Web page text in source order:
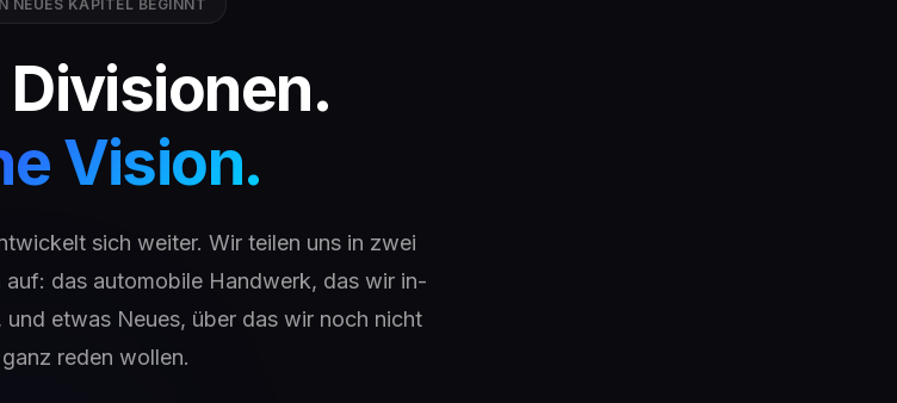
NEUES KAPITEL BEGINNT
Vision.
sich weiter. Wir teilen uns in zwei
auf: das automobile Handwerk, das wir in-
und etwas Neues, über das wir noch nicht
ganz reden wollen.